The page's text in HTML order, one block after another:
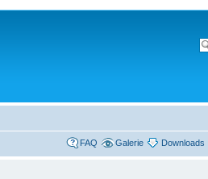
FAQ Galerie Downloads